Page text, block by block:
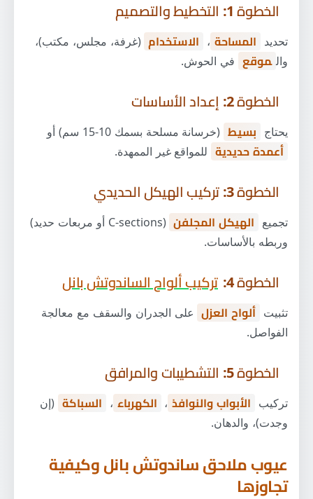
الخطوة 1: التخطيط والتصميم
تحديد المساحة ، الاستخدام (غرفة، مجلس، مكتب)،
وال موقع في الحوش.
الخطوة 2: إعداد الأساسات
يحتاج بسيط (خرسانة مسلحة بسمك 10-15 سم) أو
أعمدة حديدية للمواقع غير الممهدة.
الخطوة 3: تركيب الهيكل الحديدي
تجميع الهيكل المجلفن
(C-sections أو مربعات حديد)
وربطه بالأساسات.
الخطوة 4: تركيب ألواح الساندوتش بانل
تثبيت ألواح العزل على الجدران والسقف مع معالجة
الفواصل.
الخطوة 5: التشطيبات والمرافق
تركيب الأبواب والنوافذ ، الكهرباء ، السباكة (إن
وجدت)، والدهان.
عيوب ملاحق ساندوتش بانل وكيفية
تجاوزها